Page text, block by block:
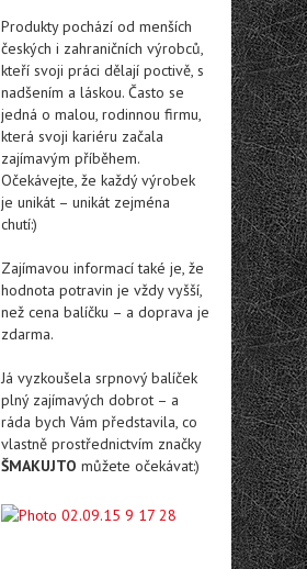
Produkty pochází od menších
českých i zahraničních výrobců,
kteří svoji práci dělají poctivě, s
nadšením a láskou. Často se
jedná o malou, rodinnou firmu,
která svoji kariéru začala
zajímavým příběhem.
Očekávejte, že každý výrobek
je unikát – unikát zejména
chutí:)
Zajímavou informací také je, že
hodnota potravin je vždy vyšší,
než cena balíčku – a doprava je
zdarma.
Já vyzkoušela srpnový balíček
plný zajímavých dobrot – a
ráda bych Vám představila, co
vlastně prostřednictvím značky
ŠMAKUJTO můžete očekávat:)